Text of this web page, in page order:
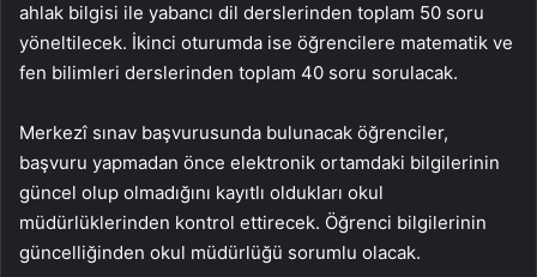
ahlak bilgisi ile yabancı dil derslerinden toplam 50 soru
yöneltilecek. İkinci oturumda ise öğrencilere matematik ve
fen bilimleri derslerinden toplam 40 soru sorulacak.
Merkezî sınav başvurusunda bulunacak öğrenciler,
başvuru yapmadan önce elektronik ortamdaki bilgilerinin
güncel olup olmadığını kayıtlı oldukları okul
müdürlüklerinden kontrol ettirecek. Öğrenci bilgilerinin
güncelliğinden okul müdürlüğü sorumlu olacak.